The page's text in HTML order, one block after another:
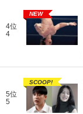
4位
4
NEW
5位
5
SCOOP!